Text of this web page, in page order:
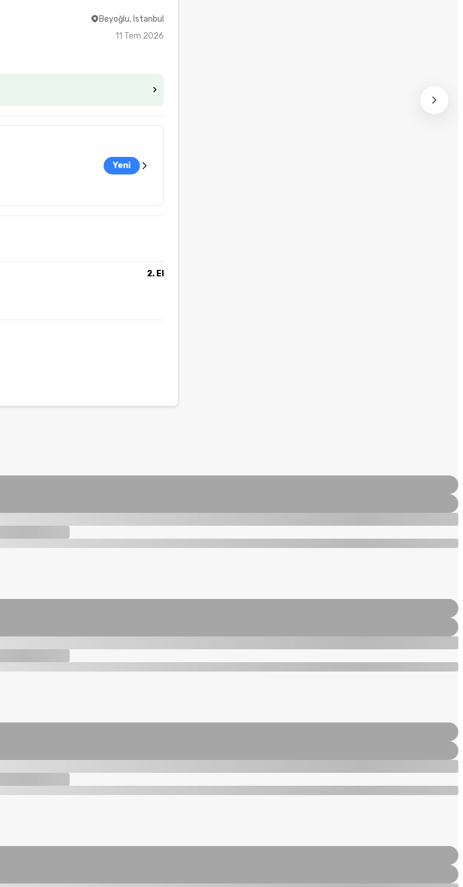
Beyoğlu, İstanbul
11 Tem 2026
Yeni
2. El